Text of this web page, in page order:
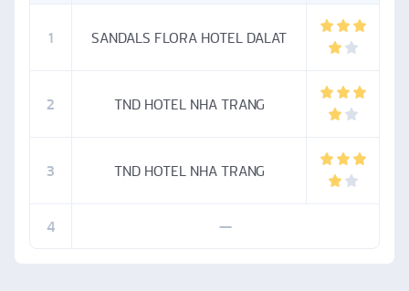
1 SANDALS FLORA HOTEL DALAT
2 TND HOTEL NHA TRANG
3 TND HOTEL NHA TRANG
4 —